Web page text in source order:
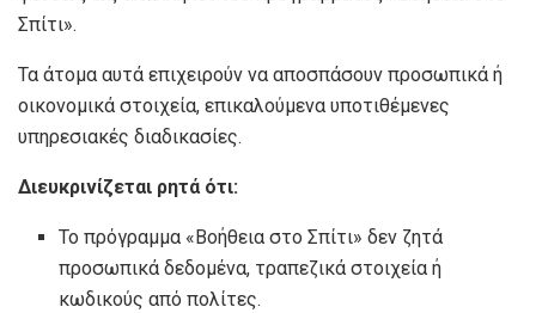
Σπίτι».
Τα άτομα αυτά επιχειρούν να αποσπάσουν προσωπικά ή
οικονομικά στοιχεία, επικαλούμενα υποτιθέμενες
υπηρεσιακές διαδικασίες.
Διευκρινίζεται ρητά ότι:
Το πρόγραμμα «Βοήθεια στο Σπίτι» δεν ζητά
προσωπικά δεδομένα, τραπεζικά στοιχεία ή
κωδικούς από πολίτες.